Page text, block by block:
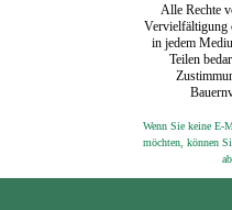
Alle Rechte
Vervielfältigung
in jedem
Teilen
Wenn Sie keine E-
möchten, können